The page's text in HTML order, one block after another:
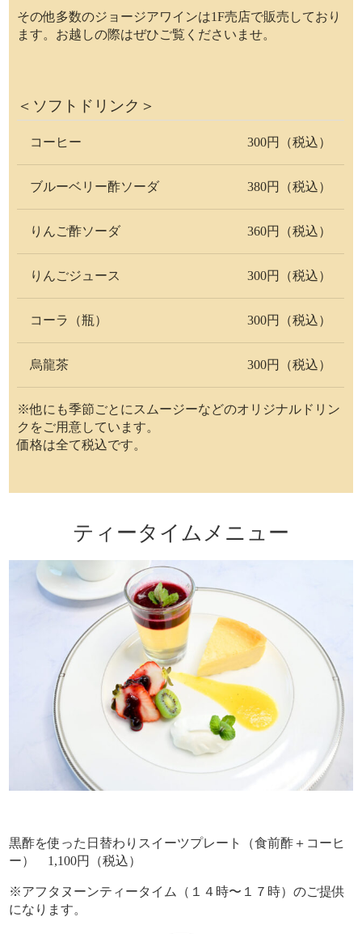
その他多数のジョージアワインは1F売店で販売しており
ます。お越しの際はぜひご覧くださいませ。
＜ソフトドリンク＞
コーヒー 300円（税込）
ブルーベリー酢ソーダ 380円（税込）
りんご酢ソーダ 360円（税込）
りんごジュース 300円（税込）
コーラ（瓶） 300円（税込）
烏龍茶 300円（税込）
※他にも季節ごとにスムージーなどのオリジナルドリン
クをご用意しています。
価格は全て税込です。
ティータイムメニュー
黒酢を使った日替わりスイーツプレート（食前酢＋コーヒ
ー） 1,100円（税込）
※アフタヌーンティータイム（１４時〜１７時）のご提供
になります。